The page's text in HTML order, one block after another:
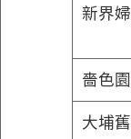
新界
嗇色
大埔